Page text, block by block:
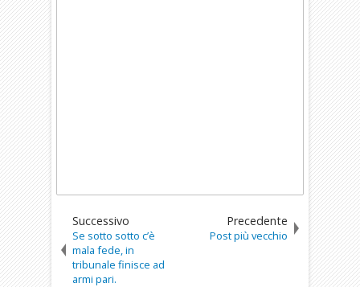
Successivo
Se sotto sotto c’è
mala fede, in
tribunale finisce ad
armi pari.
Precedente
Post più vecchio